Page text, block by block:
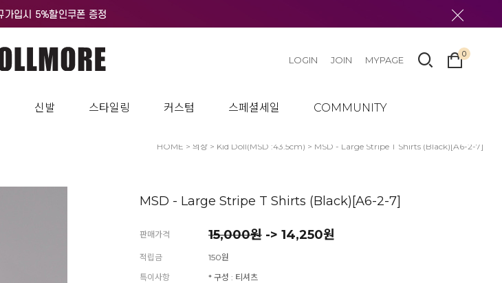
신발 스타일링 커스텀 스페셜세일 COMMUNITY
LOGIN JOIN MYPAGE
0
HOME > 의상 > Kid Doll(MSD :43.5cm) > MSD - Large Stripe T Shirts (Black)[A6-2-7]
MSD - Large Stripe T Shirts (Black)[A6-2-7]
판매가격 15,000원 -> 14,250원
적립금
150원
특이사항
* 구성 : 티셔츠